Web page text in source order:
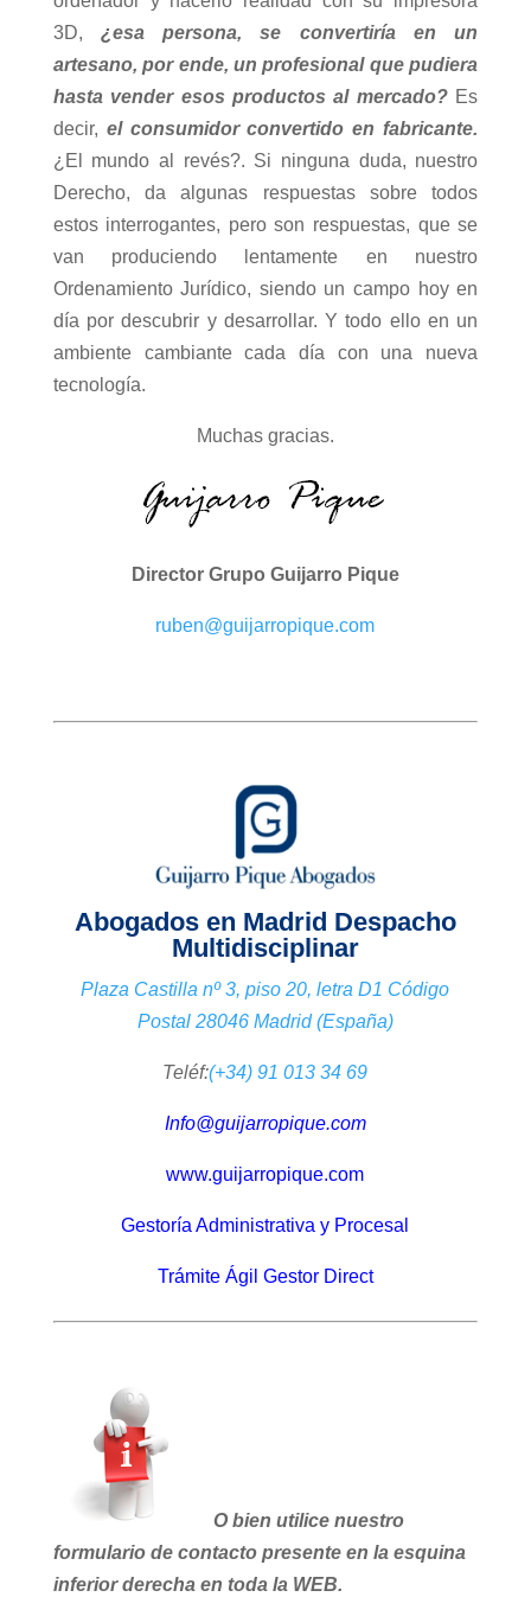
3D, ¿esa persona, se convertiría en un
artesano, por ende, un profesional que pudiera
hasta vender esos productos al mercado?Es
decir, el consumidor convertido en fabricante.
¿El mundo al revés?. Si ninguna duda, nuestro
Derecho, da algunas respuestas sobre todos
estos interrogantes, pero son respuestas, que se
van produciendo lentamente en nuestro
Ordenamiento Jurídico, siendo un campo hoy en
día por descubrir y desarrollar. Y todo ello en un
ambiente cambiante cada día con una nueva
tecnología.
Muchas gracias.
Director Grupo Guijarro Pique
ruben@guijarropique.com
Abogados en Madrid Despacho
Multidisciplinar
Plaza Castilla nº 3, piso 20, letra D1 Código
Postal 28046 Madrid (España)
Teléf:(+34) 91 013 34 69
Info@guijarropique.com
www.guijarropique.com
Gestoría Administrativa y Procesal
Trámite Ágil Gestor Direct
O bien utilice nuestro
formulario de contacto presente en la esquina
inferior derecha en toda la WEB.